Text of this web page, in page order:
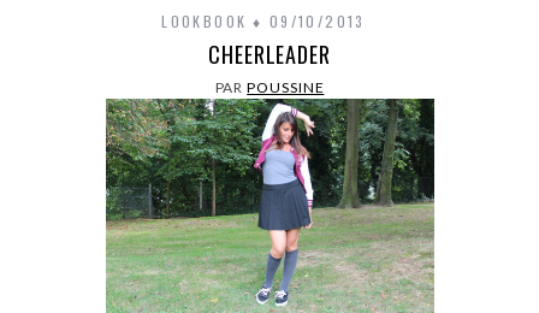
LOOKBOOK 09/10/2013
CHEERLEADER
PARPOUSSINE